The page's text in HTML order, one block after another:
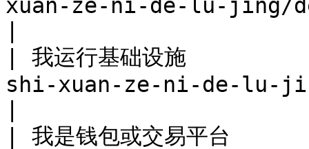
xuan-ze-ni-de-lu-jing/
| 我运行基础设施
shi-xuan-ze-ni-de-lu-
| 我是钱包或交易平台